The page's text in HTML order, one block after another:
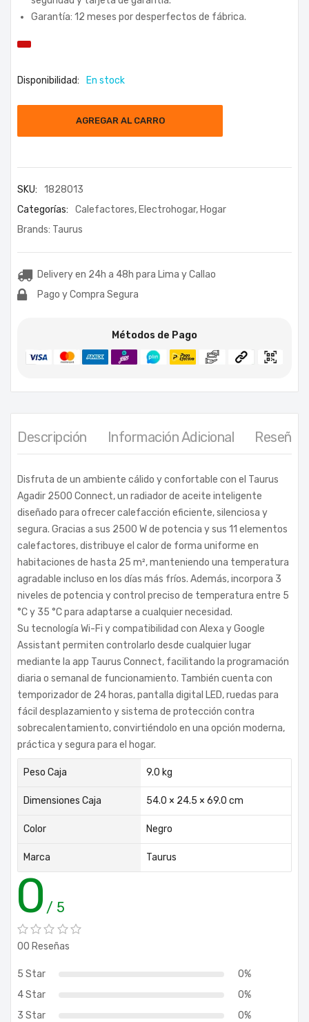
Garantía: 12 meses por desperfectos de fábrica.
Disponibilidad: En stock
AGREGAR AL CARRO
SKU:
1828013
Categorías:
Calefactores, Electrohogar, Hogar
Brands: Taurus
Delivery en 24h a 48h para Lima y Callao
Pago y Compra Segura
Métodos de Pago
Descripción Información Adicional Reseñas
Disfruta de un ambiente cálido y confortable con el Taurus
Agadir 2500 Connect, un radiador de aceite inteligente
diseñado para ofrecer calefacción eficiente, silenciosa y
segura. Gracias a sus 2500 W de potencia y sus 11 elementos
calefactores, distribuye el calor de forma uniforme en
habitaciones de hasta 25 m², manteniendo una temperatura
agradable incluso en los días más fríos. Además, incorpora 3
niveles de potencia y control preciso de temperatura entre 5
°C y 35 °C para adaptarse a cualquier necesidad.
Su tecnología Wi-Fi y compatibilidad con Alexa y Google
Assistant permiten controlarlo desde cualquier lugar
mediante la app Taurus Connect, facilitando la programación
diaria o semanal de funcionamiento. También cuenta con
temporizador de 24 horas, pantalla digital LED, ruedas para
fácil desplazamiento y sistema de protección contra
sobrecalentamiento, convirtiéndolo en una opción moderna,
práctica y segura para el hogar.
Peso Caja 9.0 kg
Dimensiones Caja 54.0 × 24.5 × 69.0 cm
Color Negro
Marca Taurus
0 / 5
00 Reseñas
5 Star
0%
4 Star
0%
3 Star
0%